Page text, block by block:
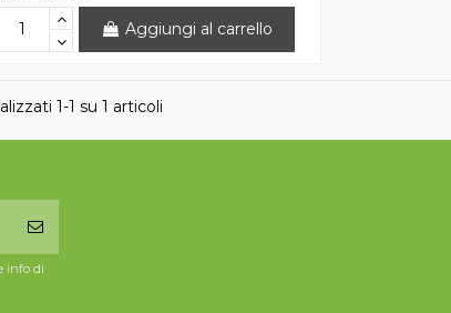
Aggiungi al carrello
1-1 su 1 articoli
info di